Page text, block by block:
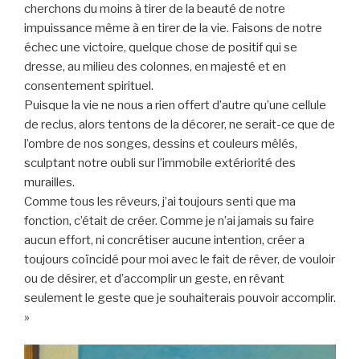
cherchons du moins à tirer de la beauté de notre
impuissance même à en tirer de la vie. Faisons de notre
échec une victoire, quelque chose de positif qui se
dresse, au milieu des colonnes, en majesté et en
consentement spirituel.
Puisque la vie ne nous a rien offert d’autre qu’une cellule
de reclus, alors tentons de la décorer, ne serait-ce que de
l’ombre de nos songes, dessins et couleurs mêlés,
sculptant notre oubli sur l’immobile extériorité des
murailles.
Comme tous les rêveurs, j’ai toujours senti que ma
fonction, c’était de créer. Comme je n’ai jamais su faire
aucun effort, ni concrétiser aucune intention, créer a
toujours coïncidé pour moi avec le fait de rêver, de vouloir
ou de désirer, et d’accomplir un geste, en rêvant
seulement le geste que je souhaiterais pouvoir accomplir.
»